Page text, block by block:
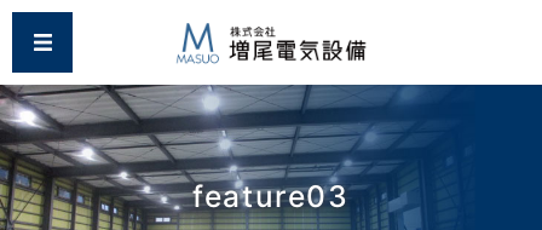
コ
テ
ン
ツ
に
移
動
ナ
ゲ
ー
シ
ョ
ン
に
feature03